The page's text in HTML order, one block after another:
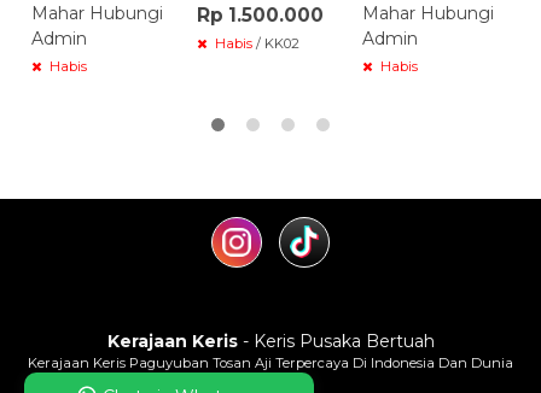
Mahar Hubungi
Admin
Habis
Rp 1.500.000
Habis / KK02
Mahar Hubungi
Admin
Habis
Kerajaan Keris- Keris Pusaka Bertuah
Kerajaan Keris Paguyuban Tosan Aji Terpercaya Di Indonesia Dan Dunia